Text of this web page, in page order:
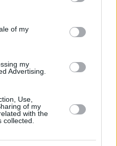
and its third-party tags to
purposes in below Google
of my
my
Advertising.
Use,
of my
with the